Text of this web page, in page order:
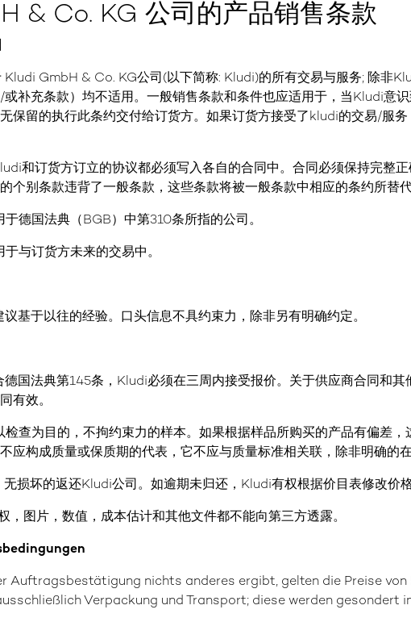
& Co. KG 公司的产品销售条款
Kludi GmbH & Co. KG公司(以下简称: Kludi)的所有交易与服务; 除非
补充条款）均不适用。一般销售条款和条件也应适用于，当Kludi意
保留的执行此条约交付给订货方。如果订货方接受了kludi的交易/服
和订货方订立的协议都必须写入各自的合同中。合同必须保持完整
个别条款违背了一般条款，这些条款将被一般条款中相应的条约所替代
德国法典（BGB）中第310条所指的公司。
与订货方未来的交易中。
基于以往的经验。口头信息不具约束力，除非另有明确约定。
德国法典第145条，Kludi必须在三周内接受报价。关于供应商合同和
有效。
检查为目的，不拘约束力的样本。如果根据样品所购买的产品有偏差
应构成质量或保质期的代表，它不应与质量标准相关联，除非明确的在
损坏的返还Kludi公司。如逾期未归还，Kludi有权根据价目表修改价
，图片，数值，成本估计和其他文件都不能向第三方透露。
Auftragsbestätigung nichts anderes ergibt, gelten die Preise
Verpackung und Transport; diese werden gesondert